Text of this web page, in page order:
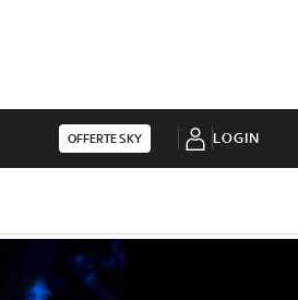
OFFERTE SKY LOGIN